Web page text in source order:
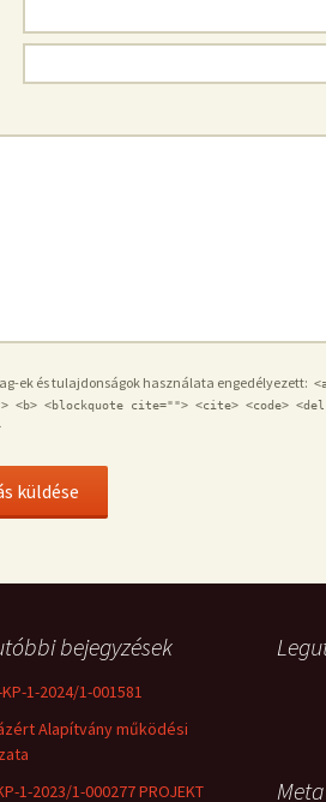
ek és tulajdonságok használata engedélyezett:
<b> <blockquote cite=""> <cite> <code>
bejegyzések
KP-1-2024/1-001581
Alapítvány működési
1-2023/1-000277 PROJEKT
Meta